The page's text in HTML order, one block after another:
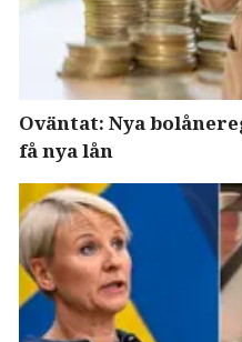
Oväntat: Nya
få nya lån